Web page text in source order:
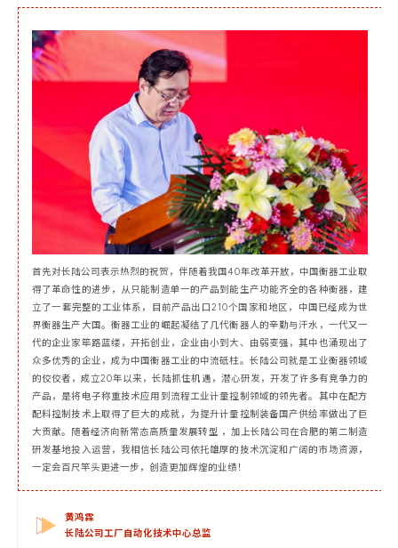
首先对长陆公司表示热烈的祝贺，伴随着我国40年改革开放，中国衡器工业取
得了革命性的进步，从只能制造单一的产品到能生产功能齐全的各种衡器，建
立了一套完整的工业体系，目前产品出口210个国家和地区，中国已经成为世
界衡器生产大国。衡器工业的崛起凝结了几代衡器人的辛勤与汗水，一代又一
代的企业家筚路蓝缕，开拓创业，企业由小到大、由弱变强，其中也涌现出了
众多优秀的企业，成为中国衡器工业的中流砥柱。长陆公司就是工业衡器领域
的佼佼者，成立20年以来，长陆抓住机遇，潜心研发，开发了许多有竞争力的
产品，是将电子称重技术应用到流程工业计量控制领域的领先者。其中在配方
配料控制技术上取得了巨大的成就，为提升计量控制装备国产供给率做出了巨
大贡献。随着经济向新常态高质量发展转型 ，加上长陆公司在合肥的第二制造
研发基地投入运营，我相信长陆公司依托雄厚的技术沉淀和广阔的市场资源，
一定会百尺竿头更进一步，创造更加辉煌的业绩！
黄鸿霖
长陆公司工厂自动化技术中心总监